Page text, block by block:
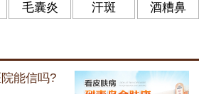
毛囊炎 汗斑 酒糟鼻
能信吗?